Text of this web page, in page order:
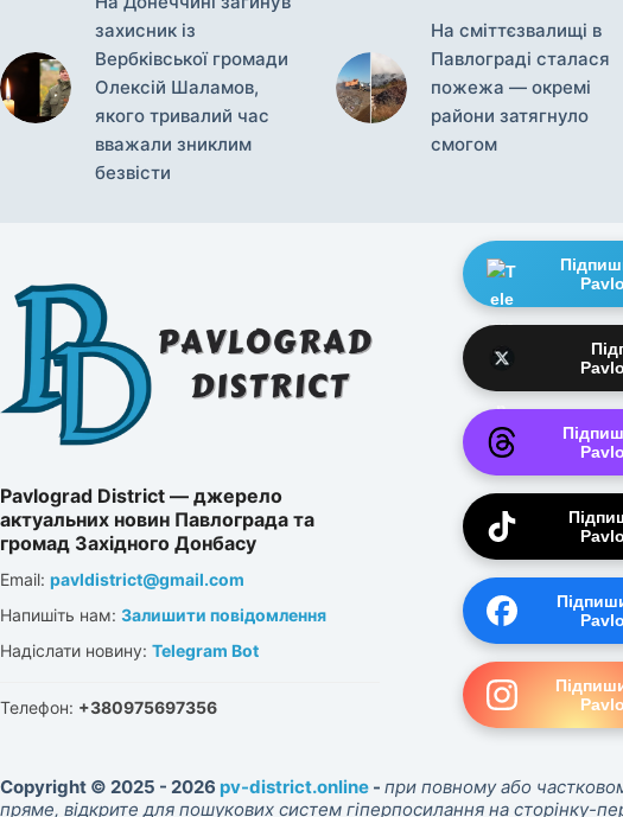
захисник із
Вербківської громади
Олексій Шаламов,
якого тривалий час
вважали зниклим
безвісти
На сміттєзвалищі в
Павлограді сталася
пожежа — окремі
райони затягнуло
смогом
Pavlograd District — джерело
актуальних новин Павлограда та
громад Західного Донбасу
Email: pavldistrict@gmail.com
Напишіть нам: Залишити повідомлення
Надіслати новину: Telegram Bot
Телефон: +380975697356
Copyright © 2025 - 2026 pv-district.online - при повному або
пряме, відкрите для пошукових систем гіперпосилання на сторінку-